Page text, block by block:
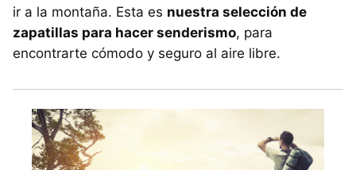
ir a la montaña. Esta es nuestra selección de
zapatillas para hacer senderismo, para
encontrarte cómodo y seguro al aire libre.